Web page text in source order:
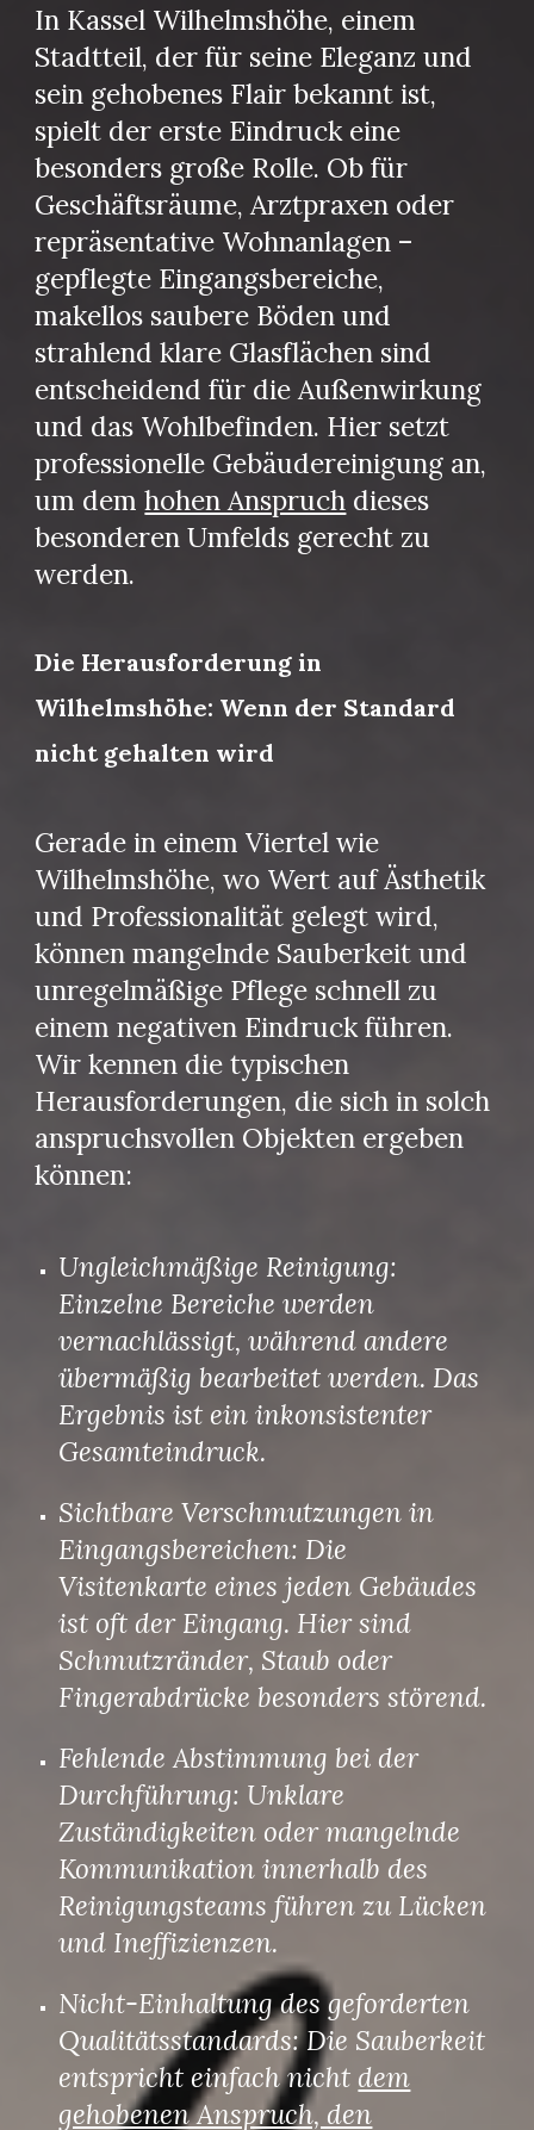
In Kassel Wilhelmshöhe, einem
Stadtteil, der für seine Eleganz und
sein gehobenes Flair bekannt ist,
spielt der erste Eindruck eine
besonders große Rolle. Ob für
Geschäftsräume, Arztpraxen oder
repräsentative Wohnanlagen –
gepflegte Eingangsbereiche,
makellos saubere Böden und
strahlend klare Glasflächen sind
entscheidend für die Außenwirkung
und das Wohlbefinden. Hier setzt
professionelle Gebäudereinigung an,
um demhohen Anspruch dieses
besonderen Umfelds gerecht zu
werden.
Die Herausforderung in
Wilhelmshöhe: Wenn der Standard
nicht gehalten wird
Gerade in einem Viertel wie
Wilhelmshöhe, wo Wert auf Ästhetik
und Professionalität gelegt wird,
können mangelnde Sauberkeit und
unregelmäßige Pflege schnell zu
einem negativen Eindruck führen.
Wir kennen die typischen
Herausforderungen, die sich in solch
anspruchsvollen Objekten ergeben
können:
Ungleichmäßige Reinigung:
Einzelne Bereiche werden
vernachlässigt, während andere
übermäßig bearbeitet werden. Das
Ergebnis ist ein inkonsistenter
Gesamteindruck.
Sichtbare Verschmutzungen in
Eingangsbereichen: Die
Visitenkarte eines jeden Gebäudes
ist oft der Eingang. Hier sind
Schmutzränder, Staub oder
Fingerabdrücke besonders störend.
Fehlende Abstimmung bei der
Durchführung: Unklare
Zuständigkeiten oder mangelnde
Kommunikation innerhalb des
Reinigungsteams führen zu Lücken
und Ineffizienzen.
Nicht-Einhaltung des geforderten
Qualitätsstandards: Die Sauberkeit
entspricht einfach nicht dem
gehobenen Anspruch, den